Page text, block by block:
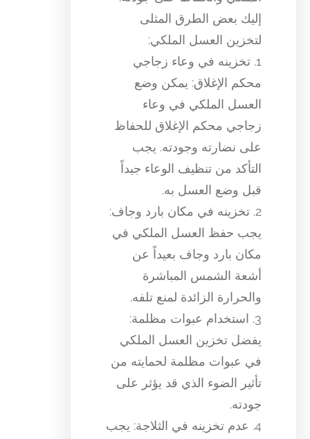
إليك بعض الطرق المثلى
لتخزين العسل الملكي:
1. تخزينه في وعاء زجاجي
محكم الإغلاق: يمكن وضع
العسل الملكي في وعاء
زجاجي محكم الإغلاق للحفاظ
على نضارته وجودته. يجب
التأكد من تنظيف الوعاء جيداً
قبل وضع العسل به.
2. تخزينه في مكان بارد وجاف:
يجب حفظ العسل الملكي في
مكان بارد وجاف بعيداً عن
أشعة الشمس المباشرة
والحرارة الزائدة لمنع تلفه.
3. استخدام عبوات مظلمة:
يفضل تخزين العسل الملكي
في عبوات مظلمة لحمايته من
تأثير الضوء الذي قد يؤثر على
جودته.
4. عدم تخزينه في الثلاجة: يجب